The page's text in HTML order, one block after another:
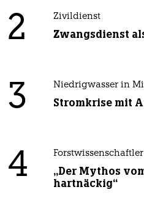
2 Zivildienst
Zwangsdienst
3 Niedrigwasser in
Stromkrise mit
4
„Der Mythos
hartnäckig“